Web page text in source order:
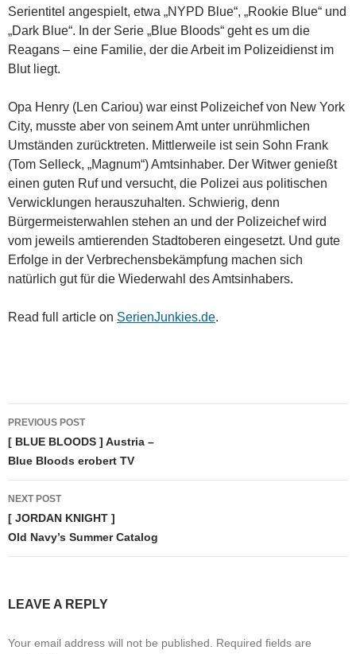
Serientitel angespielt, etwa „NYPD Blue“, „Rookie Blue“ und
„Dark Blue“. In der Serie „Blue Bloods“ geht es um die
Reagans – eine Familie, der die Arbeit im Polizeidienst im
Blut liegt.
Opa Henry (Len Cariou) war einst Polizeichef von New York
City, musste aber von seinem Amt unter unrühmlichen
Umständen zurücktreten. Mittlerweile ist sein Sohn Frank
(Tom Selleck, „Magnum“) Amtsinhaber. Der Witwer genießt
einen guten Ruf und versucht, die Polizei aus politischen
Verwicklungen herauszuhalten. Schwierig, denn
Bürgermeisterwahlen stehen an und der Polizeichef wird
vom jeweils amtierenden Stadtoberen eingesetzt. Und gute
Erfolge in der Verbrechensbekämpfung machen sich
natürlich gut für die Wiederwahl des Amtsinhabers.
Read full article on SerienJunkies.de.
Post
navigation
PREVIOUS POST
[ BLUE BLOODS ] Austria –
Blue Bloods erobert TV
NEXT POST
[ JORDAN KNIGHT ]
Old Navy’s Summer Catalog
LEAVE A REPLY
Your email address will not be published.
Required fields are